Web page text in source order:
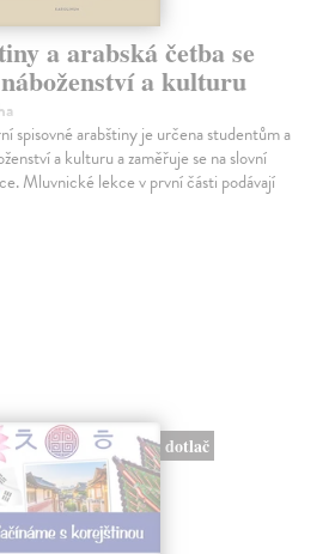
a arabská četba se
a kulturu
spisovné arabštiny je určena studentům a
a kulturu a zaměřuje se na slovní
Mluvnické lekce v první části podávají
dotlač